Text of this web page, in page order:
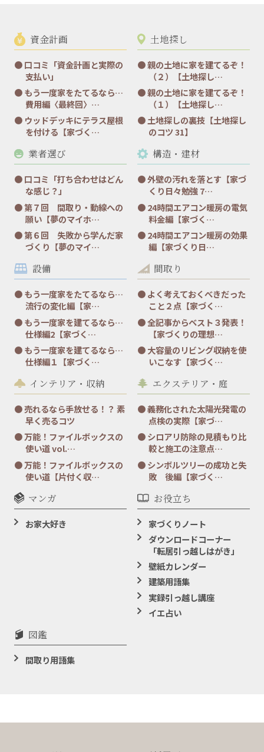
資金計画
口コミ「資金計画と実際の
支払い」
もう一度家をたてるなら…
費用編〈最終回〉…
ウッドデッキにテラス屋根
を付ける【家づく…
土地探し
親の土地に家を建てるぞ！
（２）【土地探し…
親の土地に家を建てるぞ！
（１）【土地探し…
土地探しの裏技【土地探し
のコツ 31】
業者選び
口コミ「打ち合わせはどん
な感じ？」
第７回 間取り・動線への
願い【夢のマイホ…
第６回 失敗から学んだ家
づくり【夢のマイ…
構造・建材
外壁の汚れを落とす【家づ
くり日々勉強 7…
24時間エアコン暖房の電気
料金編【家づく…
24時間エアコン暖房の効果
編【家づくり日…
設備
もう一度家をたてるなら…
流行の変化編【家…
もう一度家を建てるなら…
仕様編2【家づく…
もう一度家を建てるなら…
仕様編１【家づく…
間取り
よく考えておくべきだった
こと２点【家づく…
全記事からベスト３発表！
【家づくりの理想…
大容量のリビング収納を使
いこなす【家づく…
インテリア・収納
売れるなら手放せる！？ 素
早く売るコツ
万能！ファイルボックスの
使い道 vol.…
万能！ファイルボックスの
使い道【片付く収…
エクステリア・庭
義務化された太陽光発電の
点検の実際【家づ…
シロアリ防除の見積もり比
較と施工の注意点…
シンボルツリーの成功と失
敗 後編【家づく…
マンガ
お家大好き
お役立ち
家づくりノート
ダウンロードコーナー
「転居引っ越しはがき」
壁紙カレンダー
建築用語集
実録引っ越し講座
イエ占い
図鑑
間取り用語集